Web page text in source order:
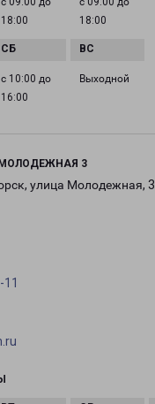
18:00
18:00
с 10:00 до
16:00
Выходной
3
улица Молодежная, 3